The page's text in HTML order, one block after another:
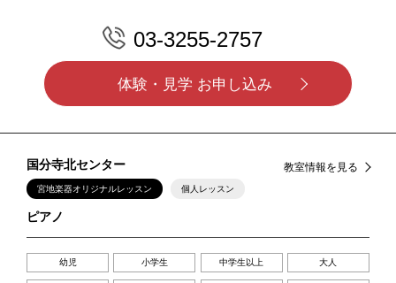
03-3255-2757
体験・見学 お申し込み
国分寺北センター 教室情報を見る
宮地楽器オリジナルレッスン 個人レッスン
ピアノ
幼児 小学生 中学生以上 大人